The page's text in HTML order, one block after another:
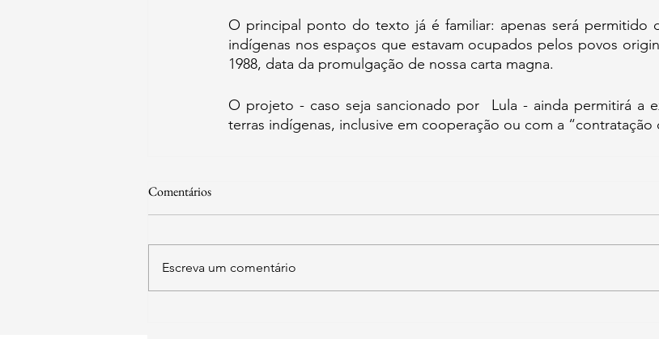
O principal ponto do texto já é familiar: apenas será permitido
indígenas nos espaços que estavam ocupados pelos povos
1988, data da promulgação de nossa carta magna.
O projeto - caso seja sancionado por  Lula - ainda permitirá a
terras indígenas, inclusive em cooperação ou com a “contratação
Comentários
Escreva um comentário